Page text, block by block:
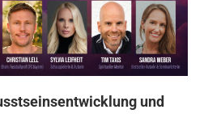
und